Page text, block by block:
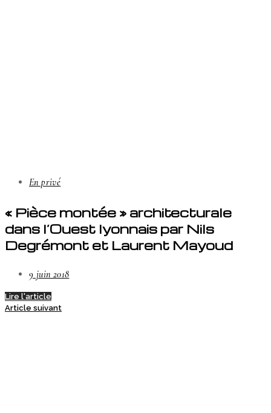
En privé
« Pièce montée » architecturale
dans l’Ouest lyonnais par Nils
Degrémont et Laurent Mayoud
9 juin 2018
Lire l'article
Article suivant